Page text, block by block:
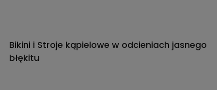
Bikini i Stroje kąpielowe w odcieniach jasnego
błękitu